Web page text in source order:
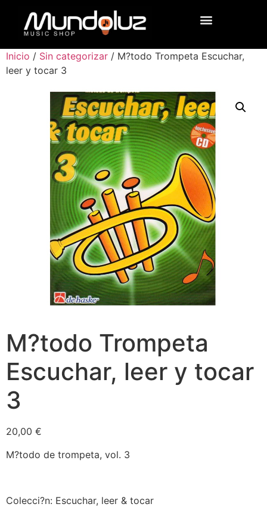
Inicio / Sin categorizar / M?todo Trompeta Escuchar,
leer y tocar 3
M?todo Trompeta
Escuchar, leer y tocar
3
20,00 €
M?todo de trompeta, vol. 3
Colecci?n: Escuchar, leer & tocar